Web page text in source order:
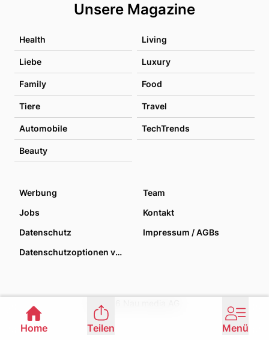
Unsere Magazine
Health Living
Liebe Luxury
Family Food
Tiere Travel
Automobile TechTrends
Beauty
Werbung
Team
Jobs
Kontakt
Datenschutz
Impressum / AGBs
Datenschutzoptionen verwalten
© 2026 Nau media AG
Home Teilen Menü